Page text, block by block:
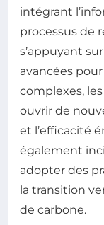
intégrant
processus de
s’appuyant
avancées
complexes,
ouvrir de
et l’efficacité
également
adopter des
la transition
de carbone.